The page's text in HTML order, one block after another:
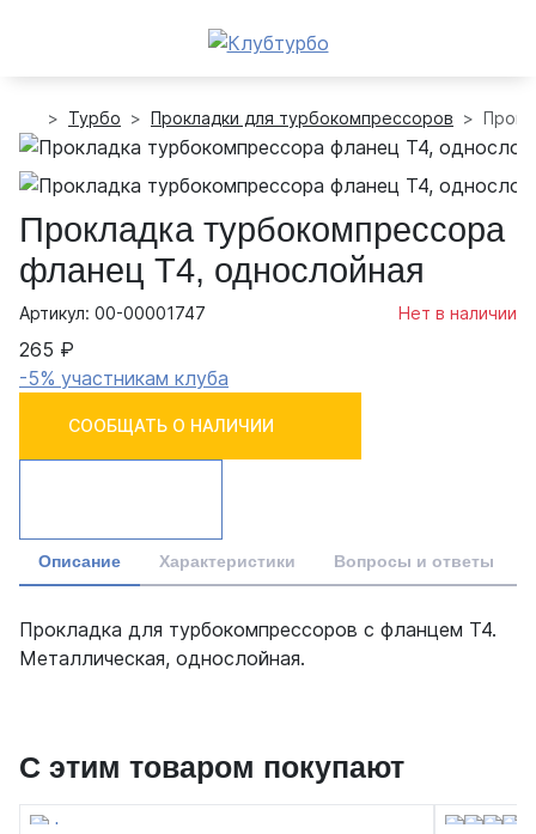
Турбо Прокладки для турбокомпрессоров
Прокладка турбокомпрессора
фланец T4, однослойная
Артикул: 00-00001747 Нет в наличии
265 ₽
-5% участникам клуба
СООБЩАТЬ О НАЛИЧИИ
Описание Характеристики Вопросы и ответы
Прокладка для турбокомпрессоров с фланцем T4.
Металлическая, однослойная.
С этим товаром покупают